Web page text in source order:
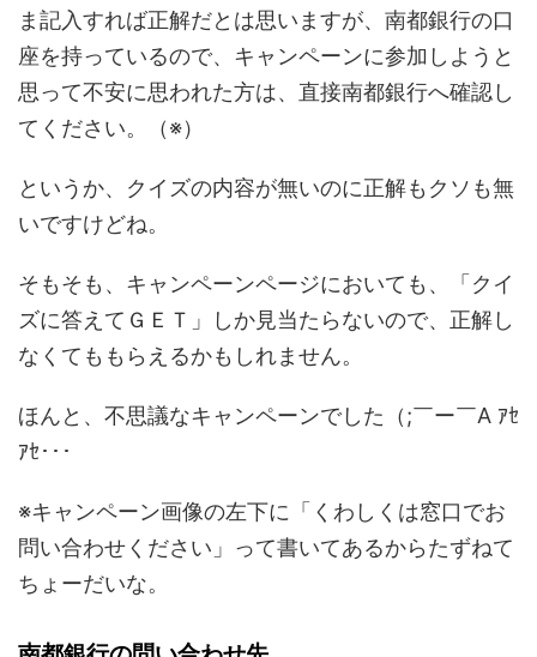
ま記入すれば正解だとは思いますが、南都銀行の口
座を持っているので、キャンペーンに参加しようと
思って不安に思われた方は、直接南都銀行へ確認し
てください。（※）
というか、クイズの内容が無いのに正解もクソも無
いですけどね。
そもそも、キャンペーンページにおいても、「クイ
ズに答えてＧＥＴ」しか見当たらないので、正解し
なくてももらえるかもしれません。
ほんと、不思議なキャンペーンでした（;￣ー￣A ｱｾ
ｱｾ･･･
※キャンペーン画像の左下に「くわしくは窓口でお
問い合わせください」って書いてあるからたずねて
ちょーだいな。